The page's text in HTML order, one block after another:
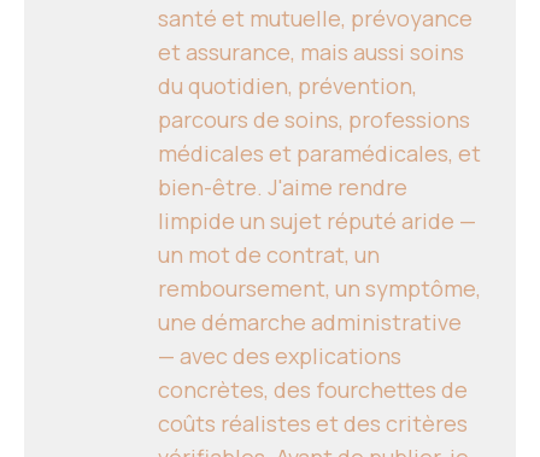
santé et mutuelle, prévoyance
et assurance, mais aussi soins
du quotidien, prévention,
parcours de soins, professions
médicales et paramédicales, et
bien-être. J'aime rendre
limpide un sujet réputé aride —
un mot de contrat, un
remboursement, un symptôme,
une démarche administrative
— avec des explications
concrètes, des fourchettes de
coûts réalistes et des critères